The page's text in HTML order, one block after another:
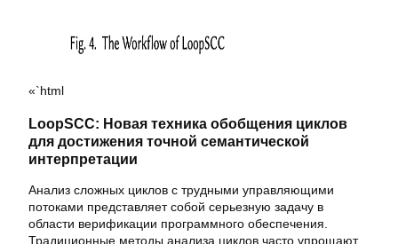
«`html
LoopSCC: Новая техника обобщения циклов
для достижения точной семантической
интерпретации
Анализ сложных циклов с трудными управляющими
потоками представляет собой серьезную задачу в
области верификации программного обеспечения.
Традиционные методы анализа циклов часто упрощают